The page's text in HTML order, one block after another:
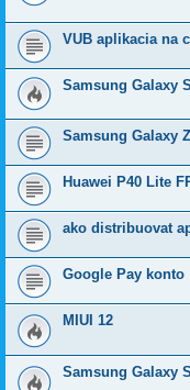
VUB aplikacia na
Samsung Galaxy
Samsung Galaxy
Huawei P40 Lite
ako distribuovat
Google Pay konto
MIUI 12
Samsung Galaxy